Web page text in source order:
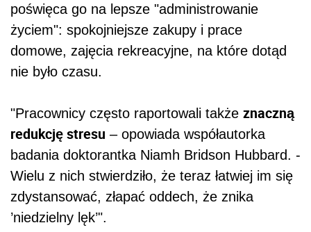
poświęca go na lepsze "administrowanie
życiem": spokojniejsze zakupy i prace
domowe, zajęcia rekreacyjne, na które dotąd
nie było czasu.
"Pracownicy często raportowali także znaczną
redukcję stresu – opowiada współautorka
badania doktorantka Niamh Bridson Hubbard. -
Wielu z nich stwierdziło, że teraz łatwiej im się
zdystansować, złapać oddech, że znika
’niedzielny lęk’".